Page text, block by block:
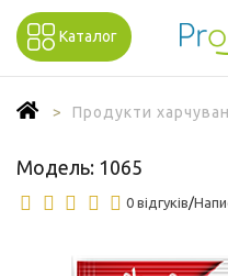
Каталог
Продукти
Модель: 1065
0 відгуків/